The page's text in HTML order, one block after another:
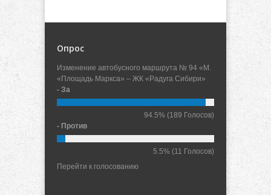
Опрос
Изменение автобусного маршрута № 94 «М.
«Площадь Маркса» – ЖК «Радуга Сибири»
- За
94.5% (189 Голосов)
- Против
5.5% (11 Голосов)
Перейти к голосованию